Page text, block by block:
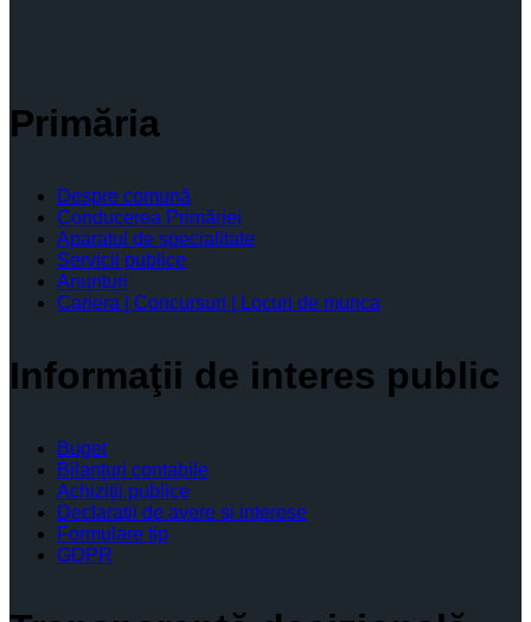
Primăria
Despre comună
Conducerea Primăriei
Aparatul de specialitate
Servicii publice
Anunturi
Cariera | Concursuri | Locuri de munca
Informaţii de interes public
Buget
Bilanţuri contabile
Achiziţii publice
Declaratii de avere si interese
Formulare tip
GDPR